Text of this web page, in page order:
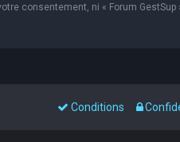
consentement, ni « Forum
Conditions